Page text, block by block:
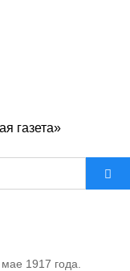
газета»
1917 года.